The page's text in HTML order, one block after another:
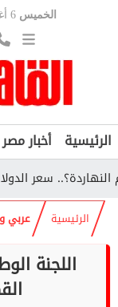
الخميس
الرئيسية أخبار مصر
سعر الدولار
الرئيسية عربي
اللجنة